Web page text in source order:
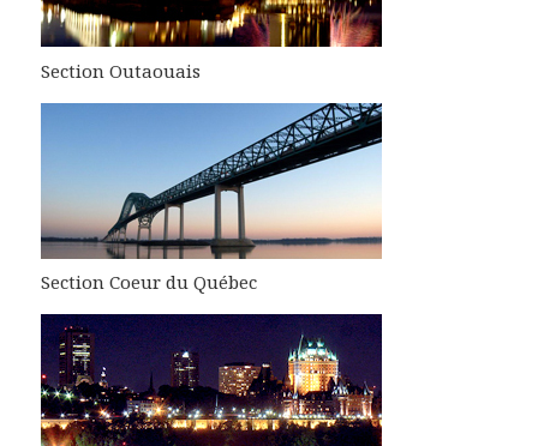
Section Outaouais
Section Coeur du Québec